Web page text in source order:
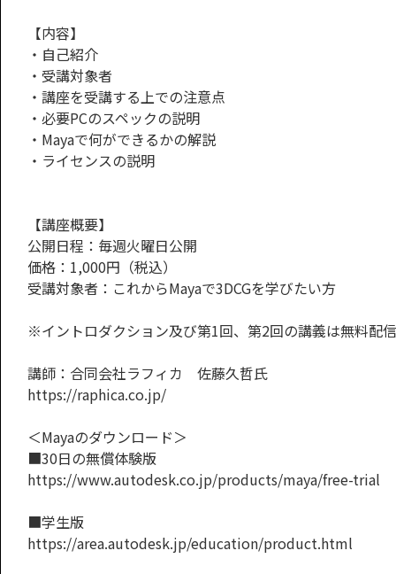
【内容】
・自己紹介
・受講対象者
・講座を受講する上での注意点
・必要PCのスペックの説明
・Mayaで何ができるかの解説
・ライセンスの説明
【講座概要】
公開日程：毎週火曜日公開
価格：1,000円（税込）
受講対象者：これからMayaで3DCGを学びたい方
※イントロダクション及び第1回、第2回の講義は無料配信
講師：合同会社ラフィカ 佐藤久哲氏
https://raphica.co.jp/
＜Mayaのダウンロード＞
■30日の無償体験版
https://www.autodesk.co.jp/products/maya/free-trial
■学生版
https://area.autodesk.jp/education/product.html